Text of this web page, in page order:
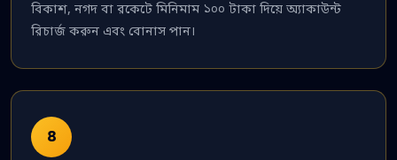
বিকাশ, নগদ বা রকেটে মিনিমাম ১০০ টাকা দিয়ে অ্যাকাউন্ট
রিচার্জ করুন এবং বোনাস পান।
৪